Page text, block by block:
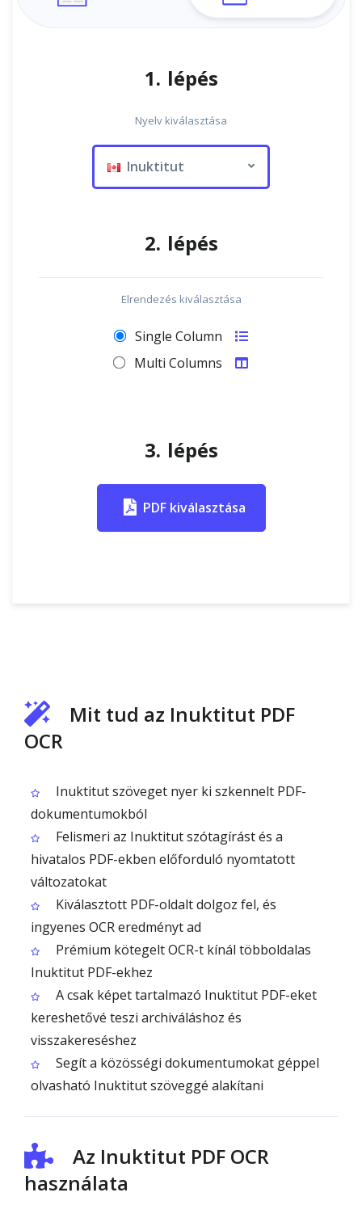
1. lépés
Nyelv kiválasztása
Inuktitut
2. lépés
Elrendezés kiválasztása
Single Column
Multi Columns
3. lépés
PDF kiválasztása
Mit tud az Inuktitut PDF
OCR
Inuktitut szöveget nyer ki szkennelt PDF-
dokumentumokból
Felismeri az Inuktitut szótagírást és a
hivatalos PDF-ekben előforduló nyomtatott
változatokat
Kiválasztott PDF-oldalt dolgoz fel, és
ingyenes OCR eredményt ad
Prémium kötegelt OCR-t kínál többoldalas
Inuktitut PDF-ekhez
A csak képet tartalmazó Inuktitut PDF-eket
kereshetővé teszi archiváláshoz és
visszakereséshez
Segít a közösségi dokumentumokat géppel
olvasható Inuktitut szöveggé alakítani
Az Inuktitut PDF OCR
használata